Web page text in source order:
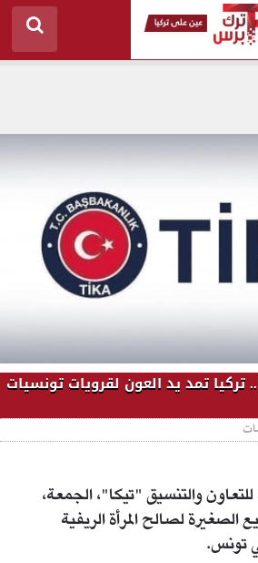
تمد يد العون لقرويات تونسيات
للتعاون والتنسيق "تيكا"، الجمعة،
الصغيرة لصالح المرأة الريفية
تونس.